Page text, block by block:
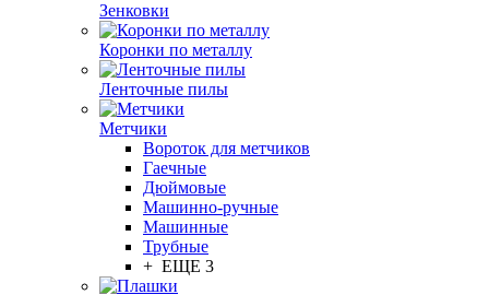
Зенковки
Коронки по металлу
Ленточные пилы
Метчики
Вороток для метчиков
Гаечные
Дюймовые
Машинно-ручные
Машинные
Трубные
+ ЕЩЕ 3